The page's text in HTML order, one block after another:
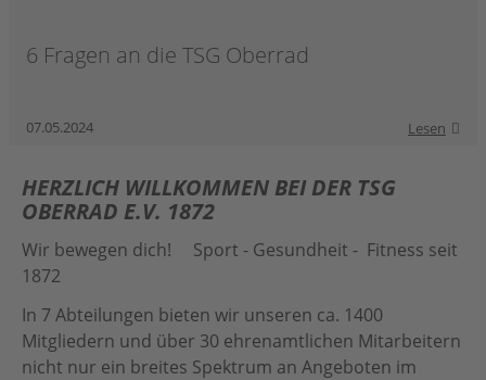
6 Fragen an die TSG Oberrad
07.05.2024 Lesen
HERZLICH WILLKOMMEN BEI DER TSG
OBERRAD E.V. 1872
Wir bewegen dich! Sport - Gesundheit - Fitness seit
1872
In 7 Abteilungen bieten wir unseren ca. 1400
Mitgliedern und über 30 ehrenamtlichen Mitarbeitern
nicht nur ein breites Spektrum an Angeboten im